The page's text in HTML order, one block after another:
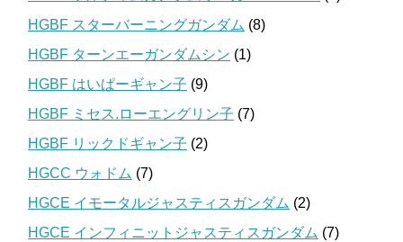
HGBF スターバーニングガンダム (8)
HGBF ターンエーガンダムシン (1)
HGBF はいぱーギャン子 (9)
HGBF ミセス.ローエングリン子 (7)
HGBF リックドギャン子 (2)
HGCC ウォドム (7)
HGCE イモータルジャスティスガンダム (2)
HGCE インフィニットジャスティスガンダム (7)